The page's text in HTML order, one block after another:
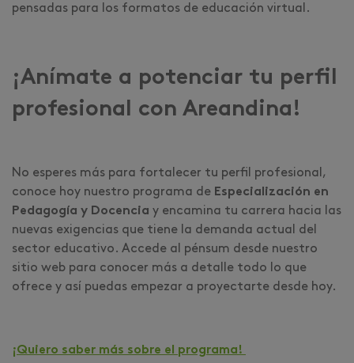
pensadas para los formatos de educación virtual.
¡Anímate a potenciar tu perfil
profesional con Areandina!
No esperes más para fortalecer tu perfil profesional,
conoce hoy nuestro programa de Especialización en
Pedagogía y Docencia y encamina tu carrera hacia las
nuevas exigencias que tiene la demanda actual del
sector educativo. Accede al pénsum desde nuestro
sitio web para conocer más a detalle todo lo que
ofrece y así puedas empezar a proyectarte desde hoy.
¡Quiero saber más sobre el programa!